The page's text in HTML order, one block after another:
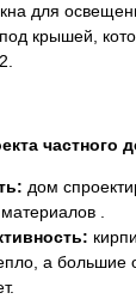
для
под крышей,
частного
дом
.
а большие